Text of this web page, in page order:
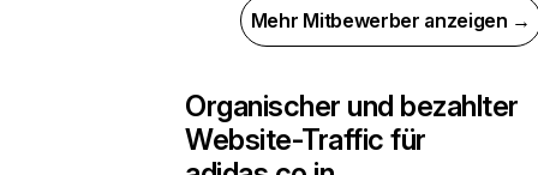
Mehr Mitbewerber anzeigen →
Organischer und bezahlter
Website-Traffic für